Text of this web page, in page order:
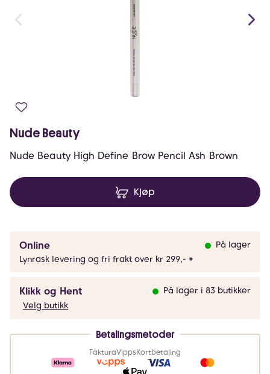
Nude Beauty
Nude Beauty High Define Brow Pencil Ash Brown
Kjøp
Online
På lager
Lynrask levering og fri frakt over kr 299,- *
Klikk og Hent
På lager i 83 butikker
Velg butikk
Betalingsmetoder
FakturaVippsKortbetaling